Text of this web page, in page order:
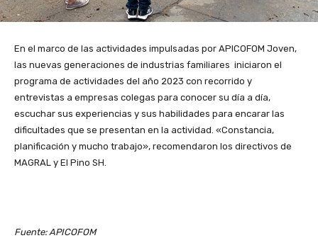
En el marco de las actividades impulsadas por APICOFOM Joven,
las nuevas generaciones de industrias familiares iniciaron el
programa de actividades del año 2023 con recorrido y
entrevistas a empresas colegas para conocer su día a día,
escuchar sus experiencias y sus habilidades para encarar las
dificultades que se presentan en la actividad. «Constancia,
planificación y mucho trabajo», recomendaron los directivos de
MAGRAL y El Pino SH.
Fuente: APICOFOM